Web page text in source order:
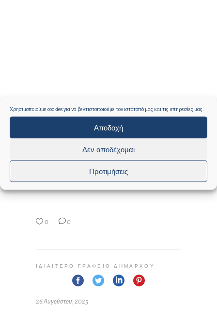
Χρησιμοποιούμε cookies για να βελτιστοποιούμε τον ιστότοπό μας και τις υπηρεσίες μας.
Αποδοχή
Δεν αποδέχομαι
Προτιμήσεις
ΠΡΟΓΡΑΜΜΑ ΜΕ ΤΙΤΛΟ ΔΙΚΑΙΟ ΚΑΙ
ΟΙΚΟΝΟΜΙΚΑ ΤΩΝ ΟΤΑ.pdfΛήψη
0 0
ΙΔΙΑΊΤΕΡΟ ΓΡΑΦΕΊΟ ΔΗΜΆΡΧΟΥ
26 Αυγούστου, 2025